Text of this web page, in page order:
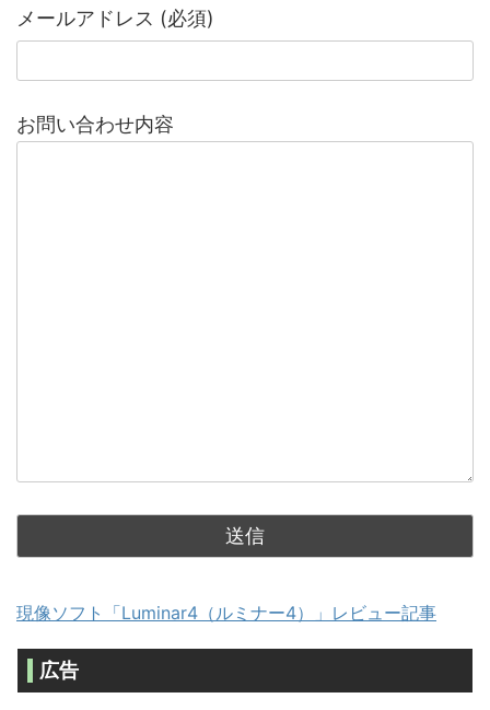
メールアドレス (必須)
お問い合わせ内容
現像ソフト「Luminar4（ルミナー4）」レビュー記事
広告